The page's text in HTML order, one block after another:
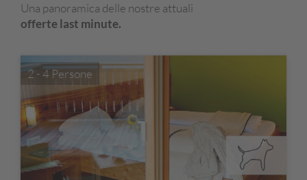
Una panoramica delle nostre attuali
offerte last minute.
2 - 4 Persone